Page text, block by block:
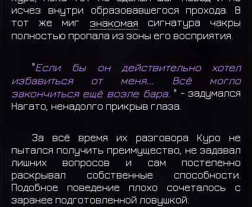
исчез внутри образовавшегося прохода. В
тот же миг знакомая сигнатура чакры
полностью пропала из зоны его восприятия.
"Если бы он действительно хотел
избавиться от меня... Всё могло
закончиться ещё возле бара. " - задумался
Нагато, ненадолго прикрыв глаза.
За всё время их разговора Куро не
пытался получить преимущество, не задавал
лишних вопросов и сам постепенно
раскрывал собственные способности.
Подобное поведение плохо сочеталось с
заранее подготовленной ловушкой.